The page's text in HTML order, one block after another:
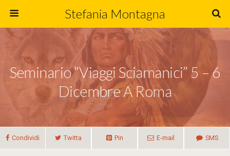
Stefania Montagna
Seminario “Viaggi Sciamanici” 5 – 6
Dicembre A Roma
Condividi Twitta Pin E-mail SMS